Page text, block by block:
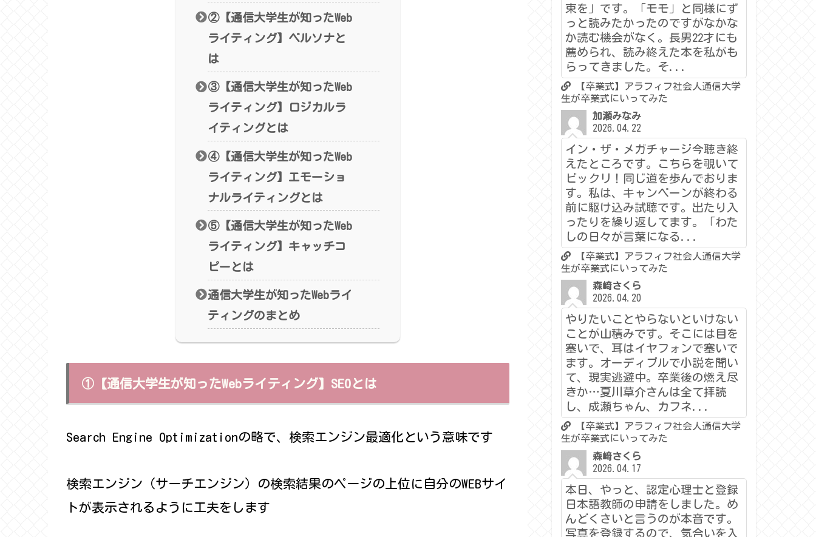
②【通信大学生が知ったWeb
ライティング】ペルソナと
は
③【通信大学生が知ったWeb
ライティング】ロジカルラ
イティングとは
④【通信大学生が知ったWeb
ライティング】エモーショ
ナルライティングとは
⑤【通信大学生が知ったWeb
ライティング】キャッチコ
ピーとは
通信大学生が知ったWebライ
ティングのまとめ
①【通信大学生が知ったWebライティング】SEOとは
Search Engine Optimizationの略で、検索エンジン最適化という意味です
検索エンジン（サーチエンジン）の検索結果のページの上位に自分のWEBサイ
トが表示されるように工夫をします
束を」です。「モモ」と同様にず
っと読みたかったのですがなかな
か読む機会がなく。長男22才にも
薦められ、読み終えた本を私がも
らってきました。そ...
【卒業式】アラフィフ社会人通信大学
生が卒業式にいってみた
加瀬みなみ
2026.04.22
イン・ザ・メガチャージ今聴き終
えたところです。こちらを覗いて
ビックリ！同じ道を歩んでおりま
す。私は、キャンペーンが終わる
前に駆け込み試聴です。出たり入
ったりを繰り返してます。「わた
しの日々が言葉になる...
【卒業式】アラフィフ社会人通信大学
生が卒業式にいってみた
森﨑さくら
2026.04.20
やりたいことやらないといけない
ことが山積みです。そこには目を
塞いで、耳はイヤフォンで塞いで
ます。オーディブルで小説を聞い
て、現実逃避中。卒業後の燃え尽
きか…夏川草介さんは全て拝読
し、成瀬ちゃん、カフネ...
【卒業式】アラフィフ社会人通信大学
生が卒業式にいってみた
森﨑さくら
2026.04.17
本日、やっと、認定心理士と登録
日本語教師の申請をしました。め
んどくさいと言うのが本音です。
写真を登録するので、気合いを入